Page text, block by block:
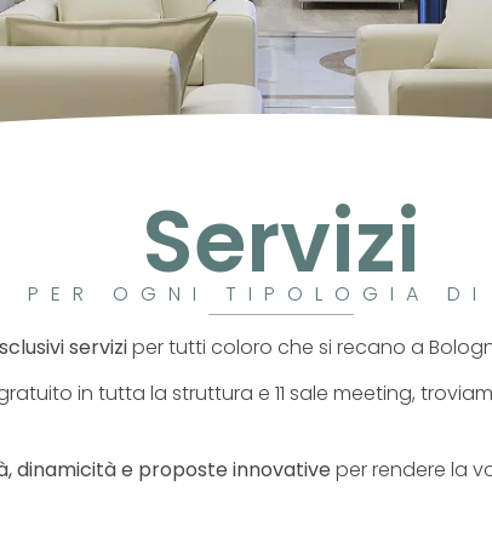
Servizi
PER OGNI TIPOLOGIA DI
serviziper tutti coloro che si recano a
in tutta la struttura e 11 sale meeting,
dinamicità e proposte innovative per rendere la